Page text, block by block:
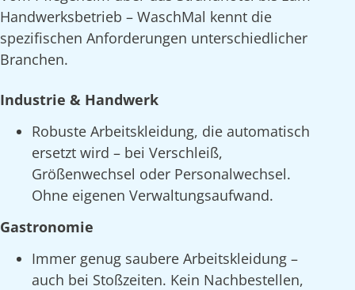
Handwerksbetrieb – WaschMal kennt die
spezifischen Anforderungen unterschiedlicher
Branchen.
Industrie & Handwerk
Robuste Arbeitskleidung, die automatisch
ersetzt wird – bei Verschleiß,
Größenwechsel oder Personalwechsel.
Ohne eigenen Verwaltungsaufwand.
Gastronomie
Immer genug saubere Arbeitskleidung –
auch bei Stoßzeiten. Kein Nachbestellen,